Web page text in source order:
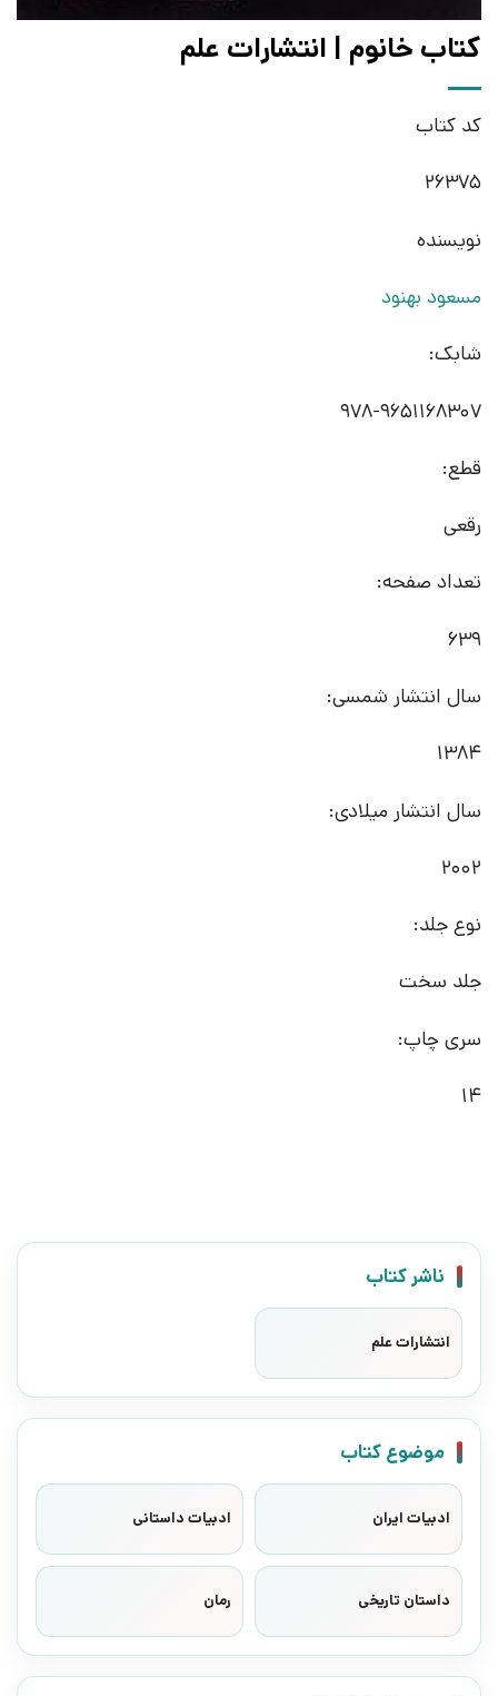
کتاب خانوم | انتشارات علم
کد کتاب
26375
نویسنده
مسعود بهنود
شابک:
978-9651168307
قطع:
رقعی
تعداد صفحه:
639
سال انتشار شمسی:
1384
سال انتشار میلادی:
2002
نوع جلد:
جلد سخت
سری چاپ:
14
ناشر کتاب
انتشارات علم
موضوع کتاب
ادبیات ایران ادبیات داستانی
داستان تاریخی رمان